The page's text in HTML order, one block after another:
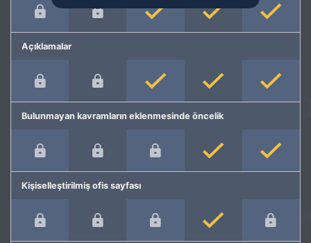
Açıklamalar
Bulunmayan kavramların eklenmesinde öncelik
Kişiselleştirilmiş ofis sayfası